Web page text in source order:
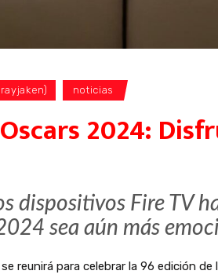
noticias
2024:
dispositivos Fire TV
sea aún más
reunirá para celebrar la 96 edición de